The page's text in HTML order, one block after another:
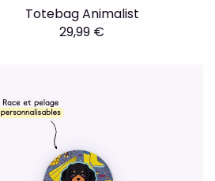
Totebag Animalist
29,99 €